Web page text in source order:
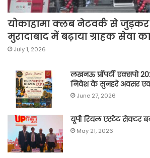
योकाहामा क्लब नेटवर्क से जुड़कर
मुरादाबाद में बढ़ाया ग्राहक सेवा
July 1, 2026
लखनऊ प्रॉपर्टी एक्सपो
निवेश के सुनहरे अवसर
June 27, 2026
यूपी रियल एस्टेट सेक्टर
May 21, 2026